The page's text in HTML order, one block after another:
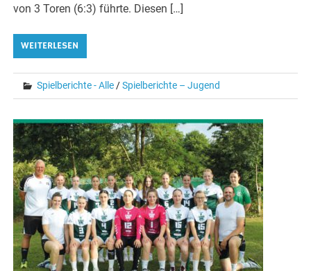
von 3 Toren (6:3) führte. Diesen […]
WEITERLESEN
Spielberichte - Alle/Spielberichte – Jugend